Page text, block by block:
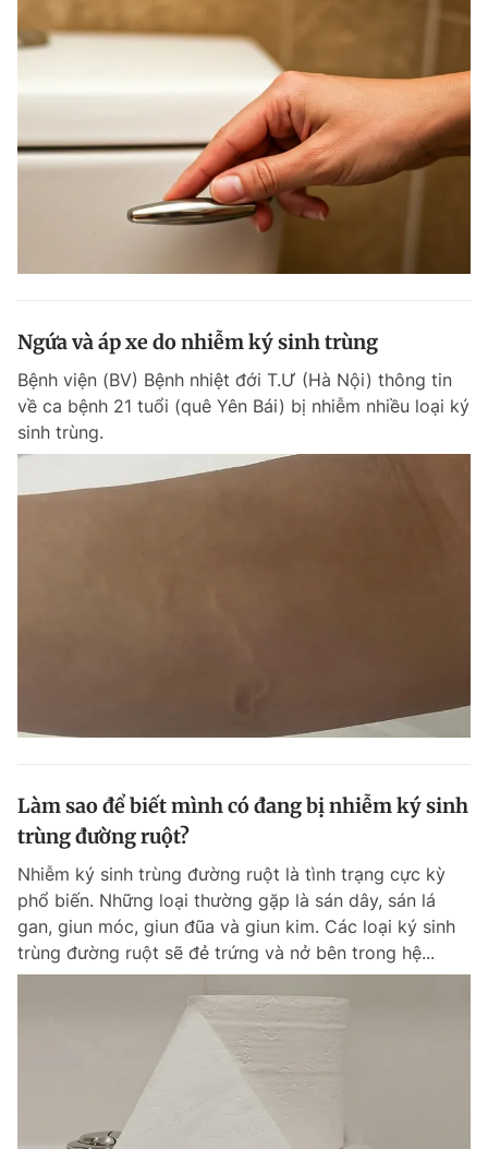
Hotline
0906 645 777
Liên hệ quảng cáo
0908 780 404
Quảng cáo RSS Tòa soạn
Phó tổng biên tập: Trần Việt Hưng
Tổng thư ký tòa soạn: Đức Trung
Giấy phép xuất bản số 110/GP - BTTTT cấp ngày 24.3.2020
© 2003-2026 Bản quyền thuộc về Báo Thanh Niên. Cấm sao chép
dưới mọi hình thức nếu không có sự chấp thuận bằng văn bản.
Phát triển bởi ePi Technologies, JSC.
Ngứa và áp xe do nhiễm ký sinh trùng
Bệnh viện (BV) Bệnh nhiệt đới T.Ư (Hà Nội) thông tin
về ca bệnh 21 tuổi (quê Yên Bái) bị nhiễm nhiều loại ký
sinh trùng.
Làm sao để biết mình có đang bị nhiễm ký sinh
trùng đường ruột?
Nhiễm ký sinh trùng đường ruột là tình trạng cực kỳ
phổ biến. Những loại thường gặp là sán dây, sán lá
gan, giun móc, giun đũa và giun kim. Các loại ký sinh
trùng đường ruột sẽ đẻ trứng và nở bên trong hệ...